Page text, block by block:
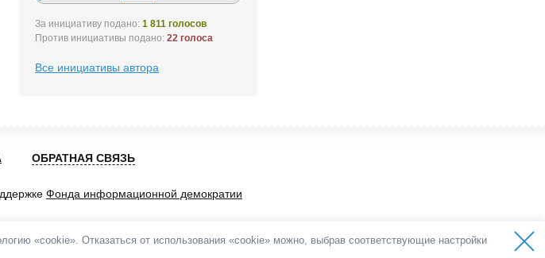
За инициативу подано: 1 811 голосов
Против инициативы подано: 22 голоса
Все инициативы автора
ОБРАТНАЯ СВЯЗЬ
Фонда информационной демократии
«cookie». Отказаться от использования «cookie» можно, выбрав соответствующие настройки